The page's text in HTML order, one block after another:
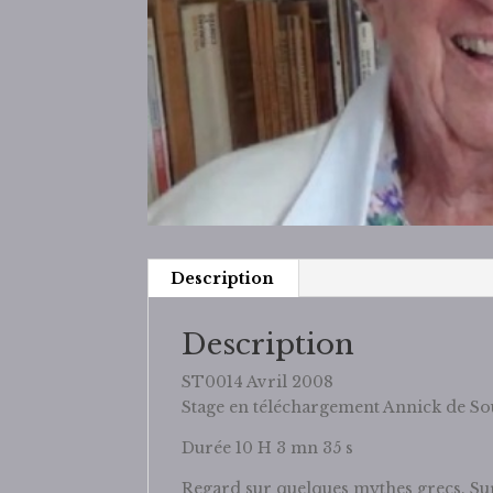
Description
Description
ST0014 Avril 2008
Stage en téléchargement Annick de
Durée 10 H 3 mn 35 s
Regard sur quelques mythes grecs.